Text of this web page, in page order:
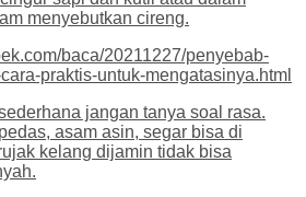
menyebutkan cireng.
baca/20211227/penyebab-
praktis-untuk-mengatasinya.html
jangan tanya soal rasa.
asam asin, segar bisa di
kelang dijamin tidak bisa